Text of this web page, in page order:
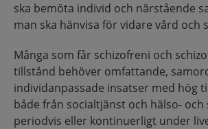
ska bemöta individ och närstående
man ska hänvisa för vidare vård och
Många som får schizofreni och
tillstånd behöver omfattande,
individanpassade insatser med hög
både från socialtjänst och hälso- och
periodvis eller kontinuerligt under